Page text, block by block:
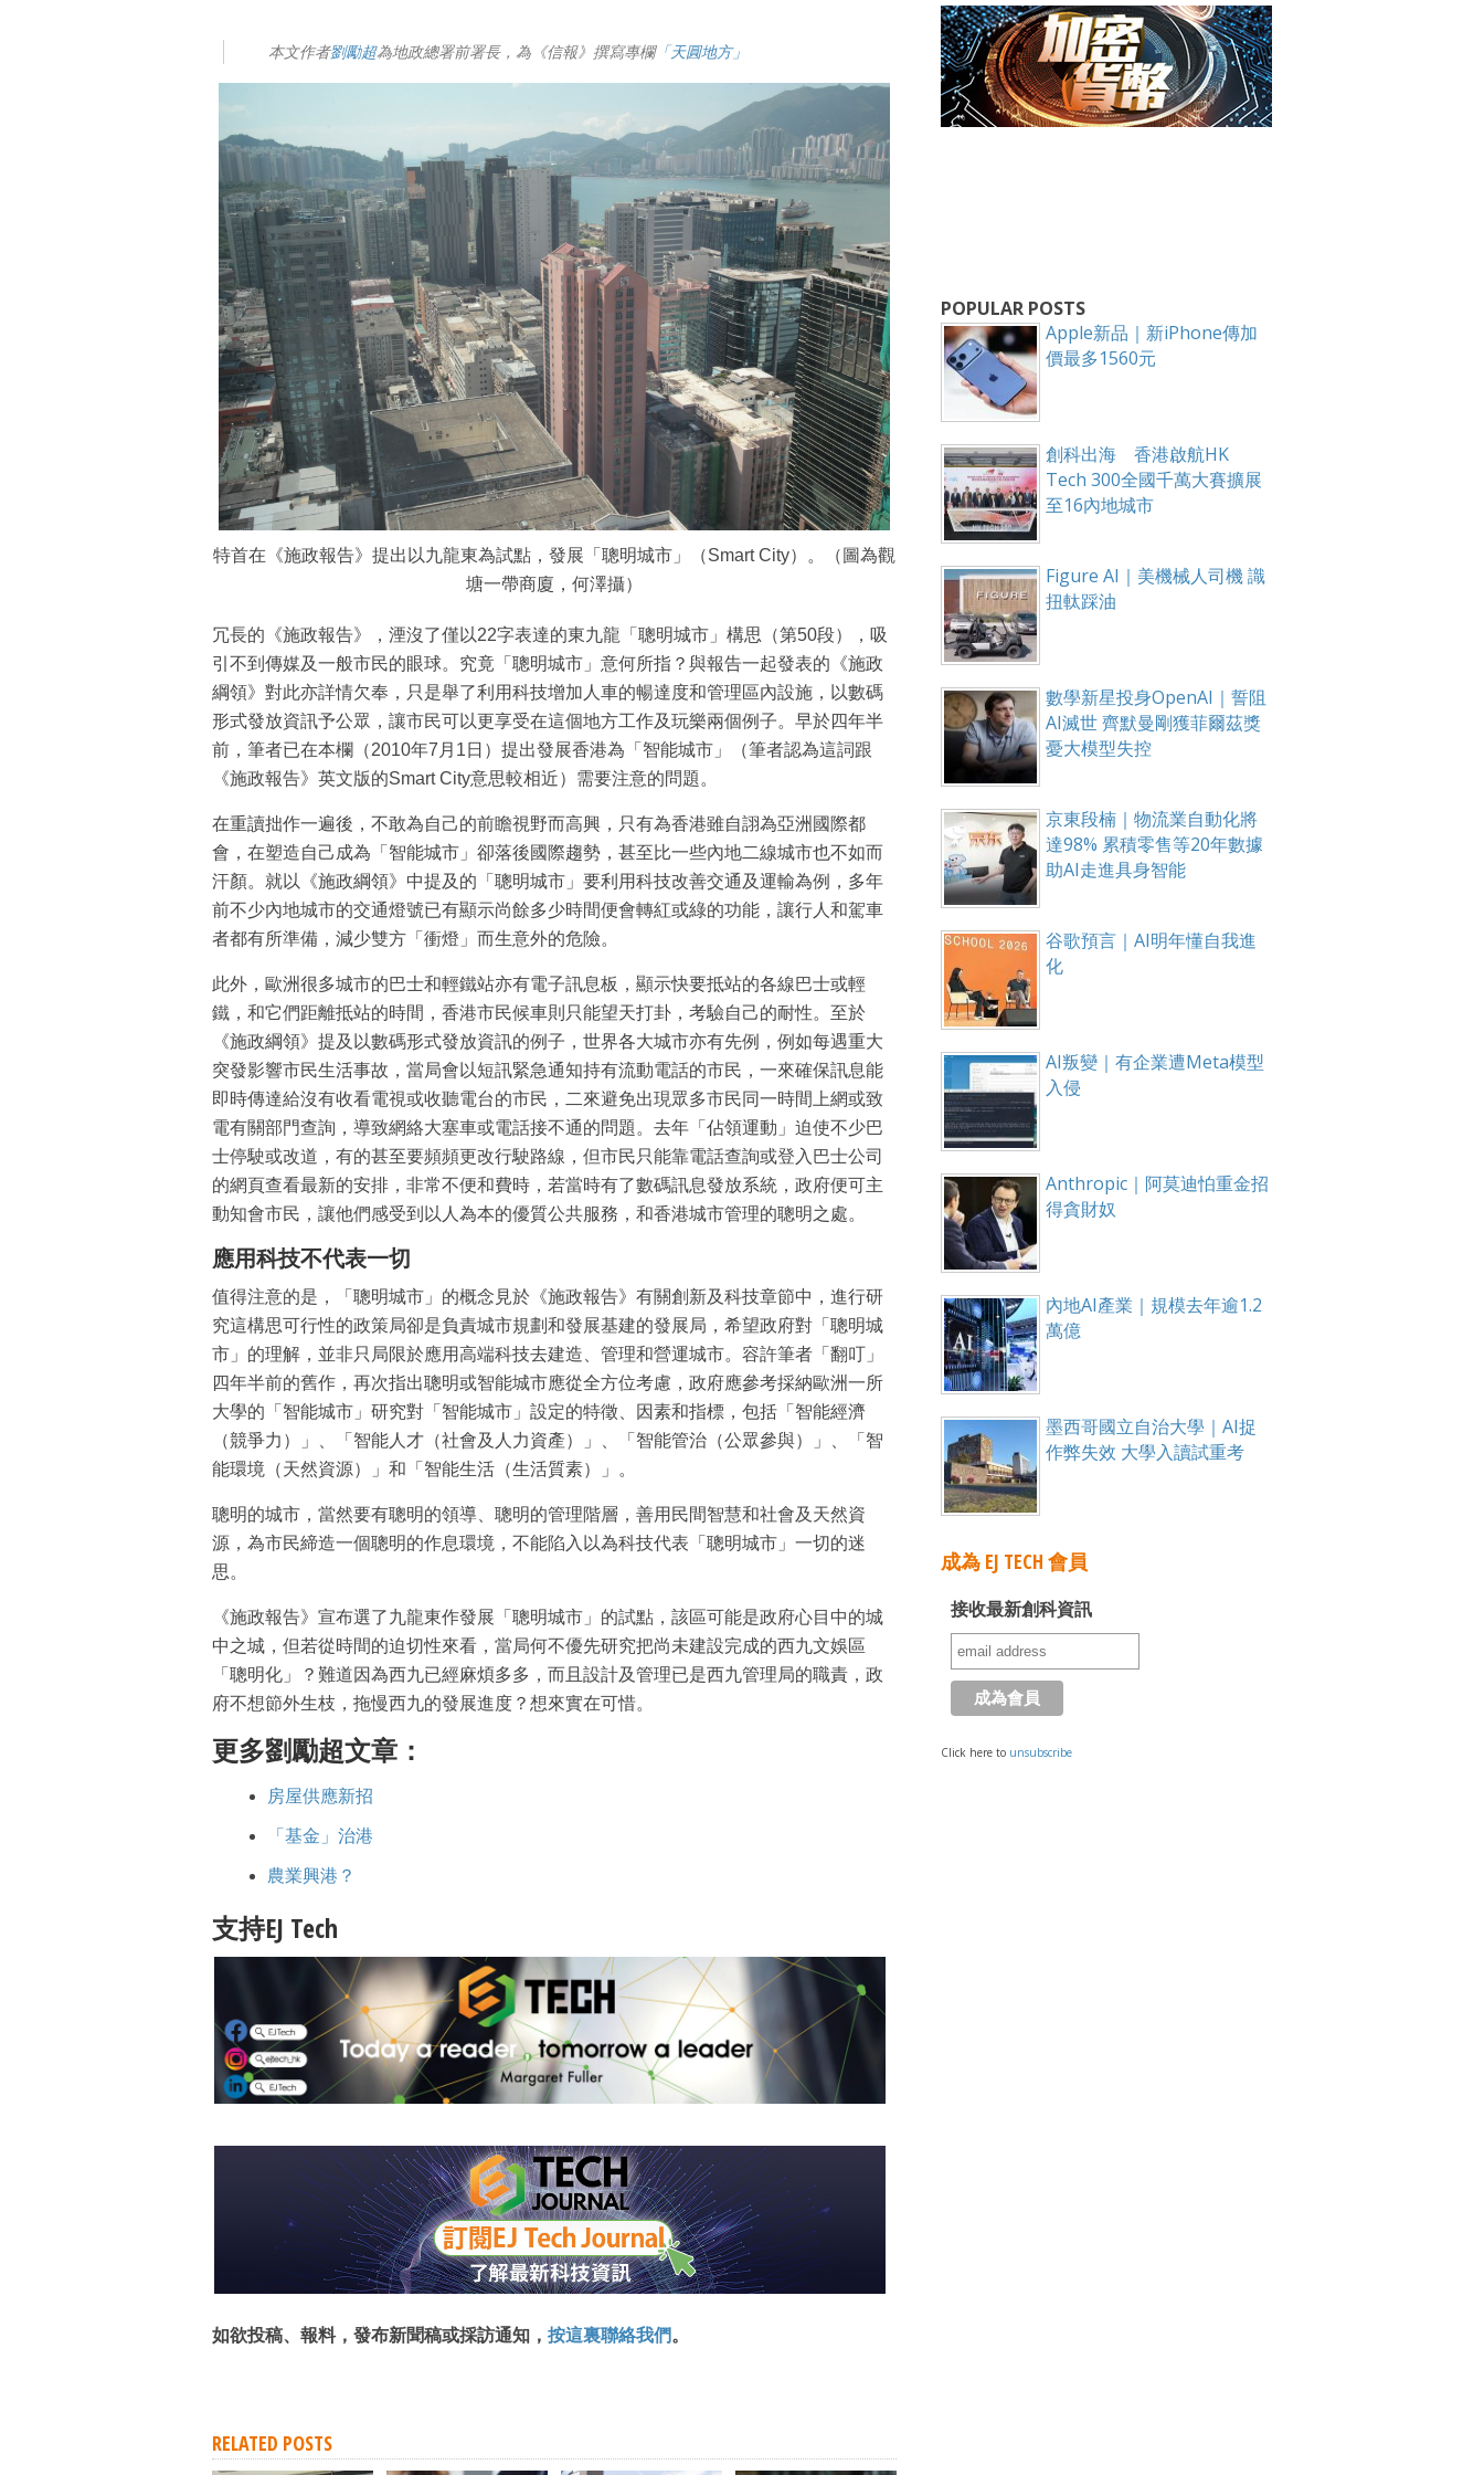
本文作者劉勵超為地政總署前署長，為《信報》撰寫專欄「天圓地方」
特首在《施政報告》提出以九龍東為試點，發展「聰明城市」（Smart City）。（圖為觀
塘一帶商廈，何澤攝）
冗長的《施政報告》，湮沒了僅以22字表達的東九龍「聰明城市」構思（第50段），吸
引不到傳媒及一般市民的眼球。究竟「聰明城市」意何所指？與報告一起發表的《施政
綱領》對此亦詳情欠奉，只是舉了利用科技增加人車的暢達度和管理區內設施，以數碼
形式發放資訊予公眾，讓市民可以更享受在這個地方工作及玩樂兩個例子。早於四年半
前，筆者已在本欄（2010年7月1日）提出發展香港為「智能城市」（筆者認為這詞跟
《施政報告》英文版的Smart City意思較相近）需要注意的問題。
在重讀拙作一遍後，不敢為自己的前瞻視野而高興，只有為香港雖自詡為亞洲國際都
會，在塑造自己成為「智能城市」卻落後國際趨勢，甚至比一些內地二線城市也不如而
汗顏。就以《施政綱領》中提及的「聰明城市」要利用科技改善交通及運輸為例，多年
前不少內地城市的交通燈號已有顯示尚餘多少時間便會轉紅或綠的功能，讓行人和駕車
者都有所準備，減少雙方「衝燈」而生意外的危險。
此外，歐洲很多城市的巴士和輕鐵站亦有電子訊息板，顯示快要抵站的各線巴士或輕
鐵，和它們距離抵站的時間，香港市民候車則只能望天打卦，考驗自己的耐性。至於
《施政綱領》提及以數碼形式發放資訊的例子，世界各大城市亦有先例，例如每遇重大
突發影響市民生活事故，當局會以短訊緊急通知持有流動電話的市民，一來確保訊息能
即時傳達給沒有收看電視或收聽電台的市民，二來避免出現眾多市民同一時間上網或致
電有關部門查詢，導致網絡大塞車或電話接不通的問題。去年「佔領運動」迫使不少巴
士停駛或改道，有的甚至要頻頻更改行駛路線，但市民只能靠電話查詢或登入巴士公司
的網頁查看最新的安排，非常不便和費時，若當時有了數碼訊息發放系統，政府便可主
動知會市民，讓他們感受到以人為本的優質公共服務，和香港城市管理的聰明之處。
應用科技不代表一切
值得注意的是，「聰明城市」的概念見於《施政報告》有關創新及科技章節中，進行研
究這構思可行性的政策局卻是負責城市規劃和發展基建的發展局，希望政府對「聰明城
市」的理解，並非只局限於應用高端科技去建造、管理和營運城市。容許筆者「翻叮」
四年半前的舊作，再次指出聰明或智能城市應從全方位考慮，政府應參考採納歐洲一所
大學的「智能城市」研究對「智能城市」設定的特徵、因素和指標，包括「智能經濟
（競爭力）」、「智能人才（社會及人力資產）」、「智能管治（公眾參與）」、「智
能環境（天然資源）」和「智能生活（生活質素）」。
聰明的城市，當然要有聰明的領導、聰明的管理階層，善用民間智慧和社會及天然資
源，為市民締造一個聰明的作息環境，不能陷入以為科技代表「聰明城市」一切的迷
思。
《施政報告》宣布選了九龍東作發展「聰明城市」的試點，該區可能是政府心目中的城
中之城，但若從時間的迫切性來看，當局何不優先研究把尚未建設完成的西九文娛區
「聰明化」？難道因為西九已經麻煩多多，而且設計及管理已是西九管理局的職責，政
府不想節外生枝，拖慢西九的發展進度？想來實在可惜。
更多劉勵超文章：
房屋供應新招
「基金」治港
農業興港？
支持EJ Tech
如欲投稿、報料，發布新聞稿或採訪通知， 按這裏聯絡我們。
RELATED POSTS
POPULAR POSTS
Apple新品｜新iPhone傳加
價最多1560元
創科出海 香港啟航HK
Tech 300全國千萬大賽擴展
至16內地城市
Figure AI｜美機械人司機 識
扭軚踩油
數學新星投身OpenAI｜誓阻
AI滅世 齊默曼剛獲菲爾茲獎
憂大模型失控
京東段楠｜物流業自動化將
達98% 累積零售等20年數據
助AI走進具身智能
谷歌預言｜AI明年懂自我進
化
AI叛變｜有企業遭Meta模型
入侵
Anthropic｜阿莫迪怕重金招
得貪財奴
內地AI產業｜規模去年逾1.2
萬億
墨西哥國立自治大學｜AI捉
作弊失效 大學入讀試重考
成為 EJ TECH 會員
接收最新創科資訊
Click here to unsubscribe
成為 EJ Tech 會員
最新資訊（附創業懶人包），直達郵箱！